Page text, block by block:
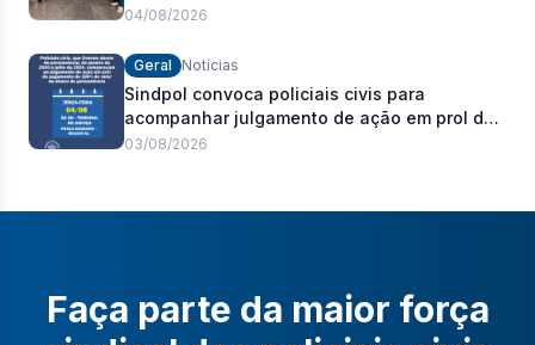
04/08/2026
Geral Notícias
Sindpol convoca policiais civis para
acompanhar julgamento de ação em prol do
pagamento de 100% do abono de
03/08/2026
Faça parte da maior força